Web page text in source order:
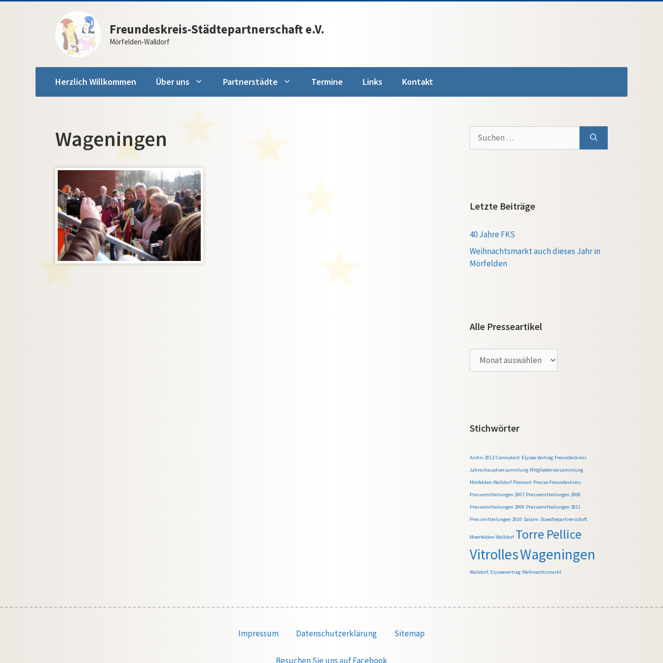
Freundeskreis-Städtepartnerschaft e.V.
Mörfelden-Walldorf
Herzlich Willkommen Über uns Partnerstädte Termine Links Kontakt
Wageningen
Suchen
nach:
Letzte Beiträge
40 Jahre FKS
Weihnachtsmarkt auch dieses Jahr in
Mörfelden
Alle Presseartikel
Presseartikel
Stichwörter
Archiv 2012 Coronatest Elysee-Vertrag Freundeskreis
Jahreshauptversammlung Mitgliederversammlung
Mörfelden-Walldorf Piemont Presse Freundeskreis
Pressemitteilungen 2007 Pressemitteilungen 2008
Pressemitteilungen 2009 Pressemitteilungen 2011
Pressmitteilungen 2010 Salami Staedtepartnerschaft
Moerfelden-Walldorf Torre Pellice
VitrollesWageningen
Walldorf; Elyseevertrag Weihnachtsmarkt
Impressum Datenschutzerklärung Sitemap
Besuchen Sie uns auf Facebook